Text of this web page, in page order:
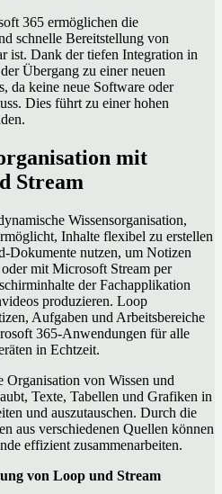
365 ermöglichen die
schnelle Bereitstellung von
ist. Dank der tiefen Integration in
Übergang zu einer neuen
da keine neue Software oder
Dies führt zu einer hohen
mit
Stream
Wissensorganisation,
Inhalte flexibel zu erstellen
Dokumente nutzen, um Notizen
mit Microsoft Stream per
der Fachapplikation
produzieren. Loop
Aufgaben und Arbeitsbereiche
365-Anwendungen für alle
in Echtzeit.
von Wissen und
Texte, Tabellen und Grafiken in
und auszutauschen. Durch die
aus verschiedenen Quellen können
effizient zusammenarbeiten.
von Loop und Stream